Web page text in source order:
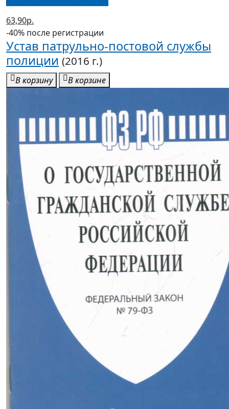
63,90р.
-40% после регистрации
Устав патрульно-постовой службы
полиции (2016 г.)
В корзину В корзине